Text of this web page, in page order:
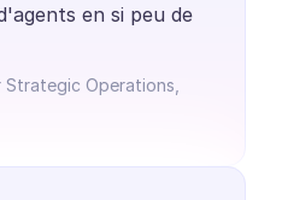
en si peu de
Operations,